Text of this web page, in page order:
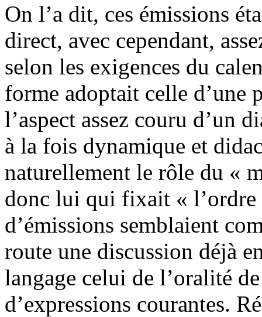
On l’a dit, ces émissions
direct, avec cependant,
selon les exigences du
forme adoptait celle d’une
l’aspect assez couru d’un
à la fois dynamique et
naturellement le rôle du «
donc lui qui fixait « l’ordre
d’émissions semblaient
route une discussion déjà
langage celui de l’oralité
d’expressions courantes.